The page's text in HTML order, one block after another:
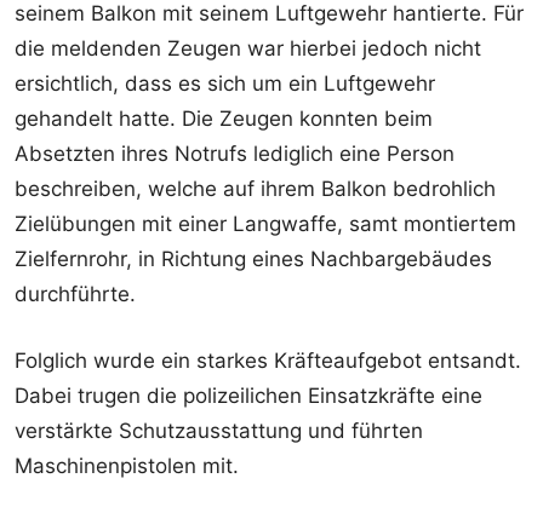
seinem Balkon mit seinem Luftgewehr hantierte. Für
die meldenden Zeugen war hierbei jedoch nicht
ersichtlich, dass es sich um ein Luftgewehr
gehandelt hatte. Die Zeugen konnten beim
Absetzten ihres Notrufs lediglich eine Person
beschreiben, welche auf ihrem Balkon bedrohlich
Zielübungen mit einer Langwaffe, samt montiertem
Zielfernrohr, in Richtung eines Nachbargebäudes
durchführte.
Folglich wurde ein starkes Kräfteaufgebot entsandt.
Dabei trugen die polizeilichen Einsatzkräfte eine
verstärkte Schutzausstattung und führten
Maschinenpistolen mit.